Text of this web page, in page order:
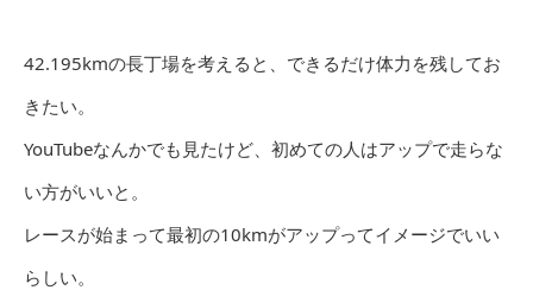
42.195kmの長丁場を考えると、できるだけ体力を残してお
きたい。
YouTubeなんかでも見たけど、初めての人はアップで走らな
い方がいいと。
レースが始まって最初の10kmがアップってイメージでいい
らしい。